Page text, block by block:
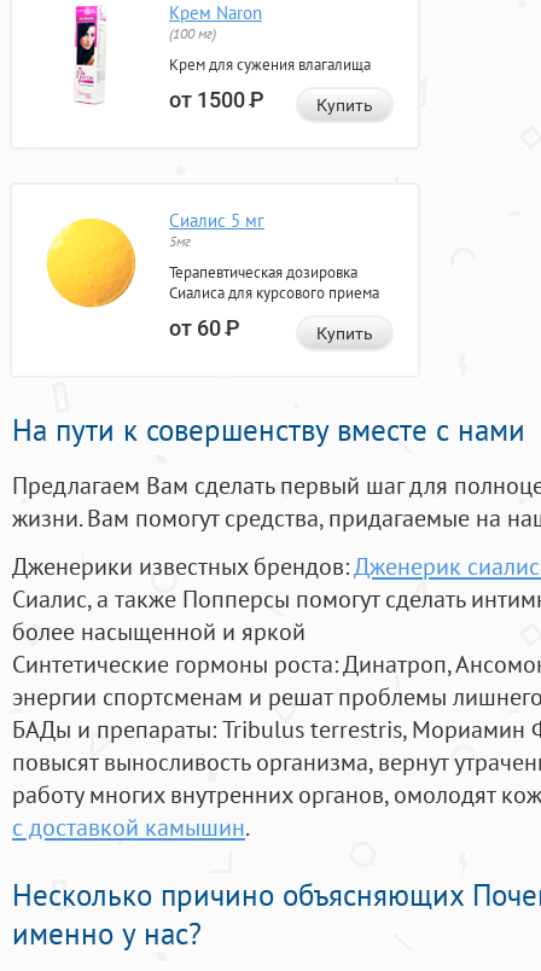
Крем Naron
(100 мг)
Крем для сужения влагалища
от 1500Р Купить
Сиалис 5 мг
5мг
Терапевтическая дозировка
Сиалиса для курсового приема
от 60Р Купить
На пути к совершенству вместе с нами
Предлагаем Вам сделать первый шаг для
жизни. Вам помогут средства, придагаемые на
Дженерики известных брендов:Дженерик
Сиалис, а также Попперсы помогут сделать
более насыщенной и яркой
Синтетические гормоны роста: Динатроп,
энергии спортсменам и решат проблемы
БАДы и препараты:Tribulus terrestris, Мориамин
повысят выносливость организма, вернут
работу многих внутренних органов, омолодят
с доставкой камышин.
Несколько причино объясняющих
именно у нас?